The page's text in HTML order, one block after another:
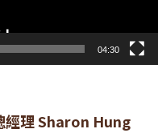
04:30
理 Sharon Hung